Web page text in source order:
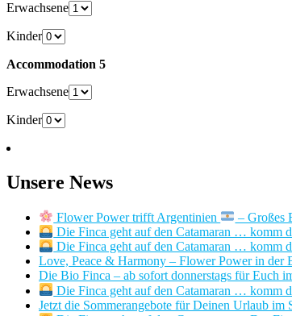
Erwachsene
Kinder
Accommodation 5
Erwachsene
Kinder
Unsere News
Flower Power trifft Argentinien
– Großes
Die Finca geht auf den Catamaran … komm
Die Finca geht auf den Catamaran … komm
Love, Peace & Harmony – Flower Power in der
Die Bio Finca – ab sofort donnerstags für Euch
Die Finca geht auf den Catamaran … komm
Jetzt die Sommerangebote für Deinen Urlaub